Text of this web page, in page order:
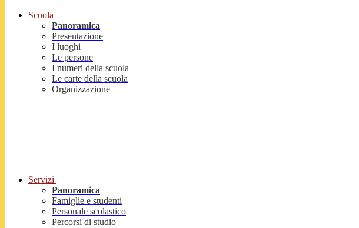
Scuola
Panoramica
Presentazione
I luoghi
Le persone
I numeri della scuola
Le carte della scuola
Organizzazione
Servizi
Panoramica
Famiglie e studenti
Personale scolastico
Percorsi di studio